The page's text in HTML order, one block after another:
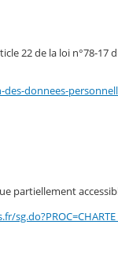
22 de la loi n°78-
donnees-
partiellement